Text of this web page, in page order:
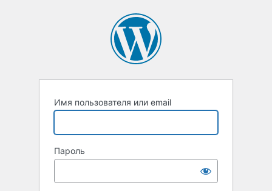
Имя пользователя или email
Пароль